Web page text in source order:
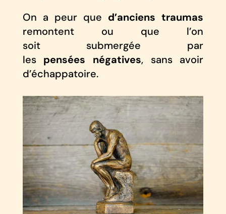
On a peur que d’anciens traumas
remontent ou que l’on
soit submergée par
lespensées négatives, sans avoir
d’échappatoire.